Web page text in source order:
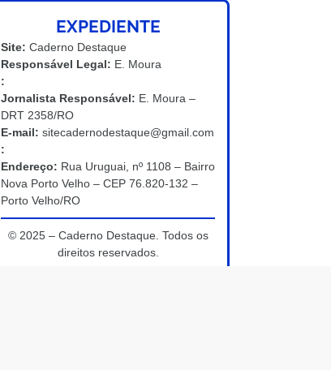
EXPEDIENTE
Site: Caderno Destaque
Responsável Legal: E. Moura
:
Jornalista Responsável: E. Moura –
DRT 2358/RO
E-mail: sitecadernodestaque@gmail.com
:
Endereço: Rua Uruguai, nº 1108 – Bairro
Nova Porto Velho – CEP 76.820-132 –
Porto Velho/RO
© 2025 – Caderno Destaque. Todos os
direitos reservados.